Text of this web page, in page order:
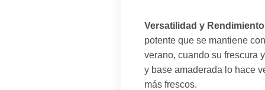
Versatilidad y
potente que se mantiene
verano, cuando su frescura
y base amaderada lo hace
más frescos.